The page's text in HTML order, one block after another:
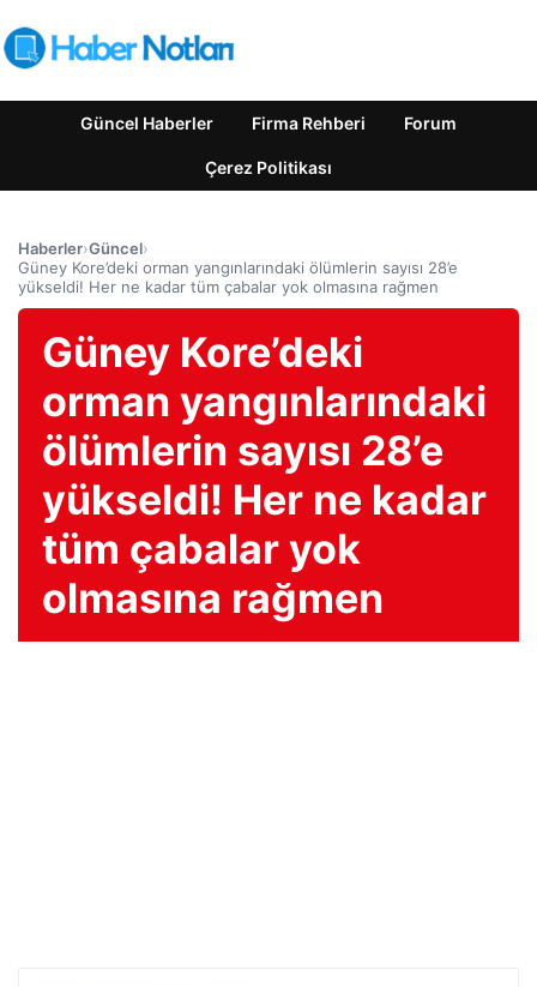
Güncel Haberler Firma Rehberi Forum
Çerez Politikası
Haberler›Güncel›
Güney Kore’deki orman yangınlarındaki ölümlerin sayısı 28’e
yükseldi! Her ne kadar tüm çabalar yok olmasına rağmen
Güney Kore’deki
orman yangınlarındaki
ölümlerin sayısı 28’e
yükseldi! Her ne kadar
tüm çabalar yok
olmasına rağmen